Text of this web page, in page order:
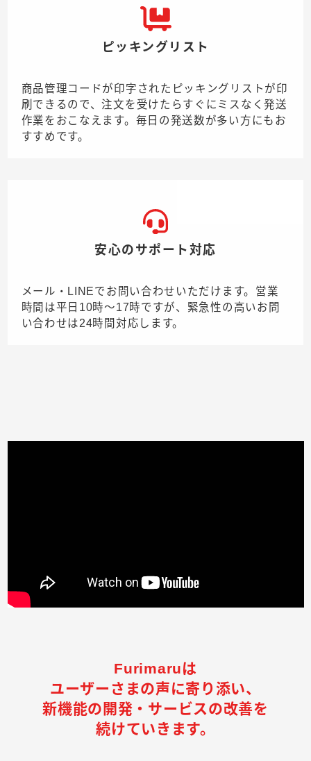
ピッキングリスト
商品管理コードが印字されたピッキングリストが印
刷できるので、注文を受けたらすぐにミスなく発送
作業をおこなえます。毎日の発送数が多い方にもお
すすめです。
安心のサポート対応
メール・LINEでお問い合わせいただけます。営業
時間は平日10時〜17時ですが、緊急性の高いお問
い合わせは24時間対応します。
Furimaruは
ユーザーさまの声に寄り添い、
新機能の開発・サービスの改善を
続けていきます。